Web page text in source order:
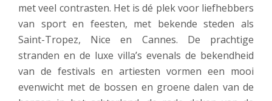
met veel contrasten. Het is dé plek voor liefhebbers
van sport en feesten, met bekende steden als
Saint-Tropez, Nice en Cannes. De prachtige
stranden en de luxe villa’s evenals de bekendheid
van de festivals en artiesten vormen een mooi
evenwicht met de bossen en groene dalen van de